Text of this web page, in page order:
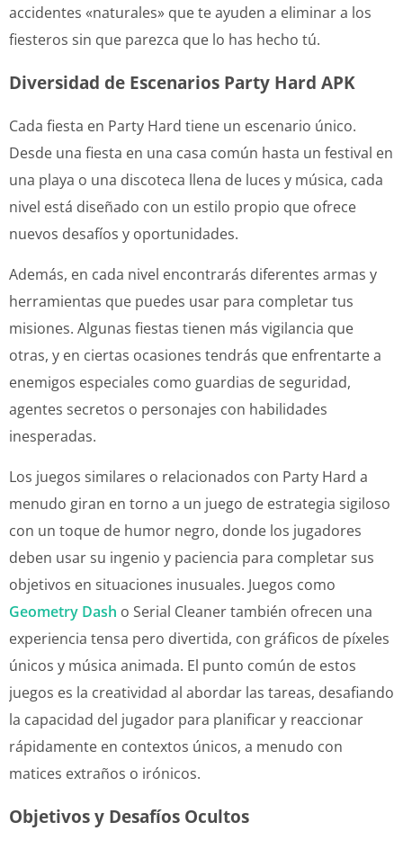
accidentes «naturales» que te ayuden a eliminar a los
fiesteros sin que parezca que lo has hecho tú.
Diversidad de Escenarios Party Hard APK
Cada fiesta en Party Hard tiene un escenario único.
Desde una fiesta en una casa común hasta un festival en
una playa o una discoteca llena de luces y música, cada
nivel está diseñado con un estilo propio que ofrece
nuevos desafíos y oportunidades.
Además, en cada nivel encontrarás diferentes armas y
herramientas que puedes usar para completar tus
misiones. Algunas fiestas tienen más vigilancia que
otras, y en ciertas ocasiones tendrás que enfrentarte a
enemigos especiales como guardias de seguridad,
agentes secretos o personajes con habilidades
inesperadas.
Los juegos similares o relacionados con Party Hard a
menudo giran en torno a un juego de estrategia sigiloso
con un toque de humor negro, donde los jugadores
deben usar su ingenio y paciencia para completar sus
objetivos en situaciones inusuales. Juegos como
Geometry Dash o Serial Cleaner también ofrecen una
experiencia tensa pero divertida, con gráficos de píxeles
únicos y música animada. El punto común de estos
juegos es la creatividad al abordar las tareas, desafiando
la capacidad del jugador para planificar y reaccionar
rápidamente en contextos únicos, a menudo con
matices extraños o irónicos.
Objetivos y Desafíos Ocultos